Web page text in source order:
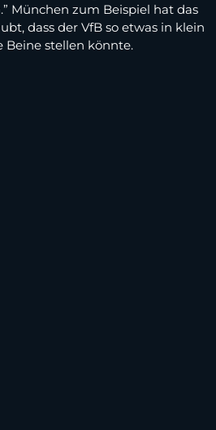
München zum Beispiel hat das
dass der VfB so etwas in klein
Beine stellen könnte.